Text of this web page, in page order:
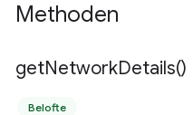
Methoden
getNetworkDetails()
Belofte